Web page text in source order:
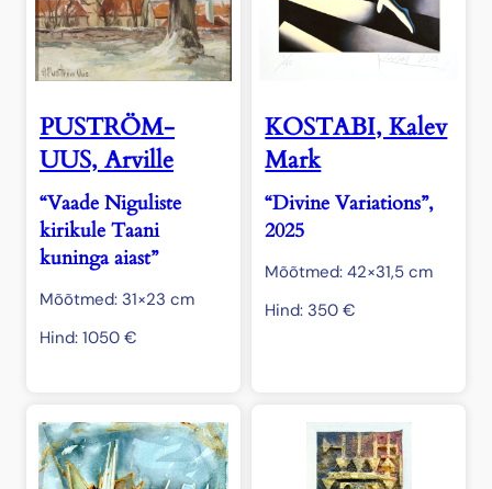
PUSTRÖM-
UUS, Arville
“Vaade Niguliste
kirikule Taani
kuninga aiast”
Mõõtmed: 31×23 cm
Hind: 1050 €
KOSTABI, Kalev
Mark
“Divine Variations”,
2025
Mõõtmed: 42×31,5 cm
Hind:350€